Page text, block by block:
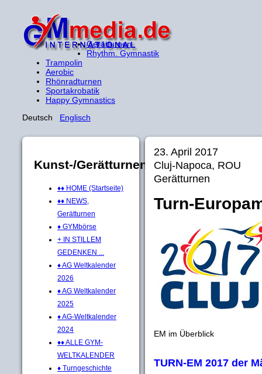
Gerätturnen
Rhythm. Gymnastik
Trampolin
Aerobic
Rhönradturnen
Sportakrobatik
Happy Gymnastics
Deutsch Englisch
Kunst-/Gerätturnen
♦♦ HOME (Startseite)
♦♦ NEWS,
Gerätturnen
♦ GYMbörse
+ IN STILLEM
GEDENKEN ...
♦ AG Weltkalender
2026
♦ AG Weltkalender
2025
♦ AG-Weltkalender
2024
♦♦ ALLE GYM-
WELTKALENDER
♦ Turngeschichte
23. April 2017
Cluj-Napoca, ROU
Gerätturnen
Turn-
EM im Überblick
TURN-EM 2017 der